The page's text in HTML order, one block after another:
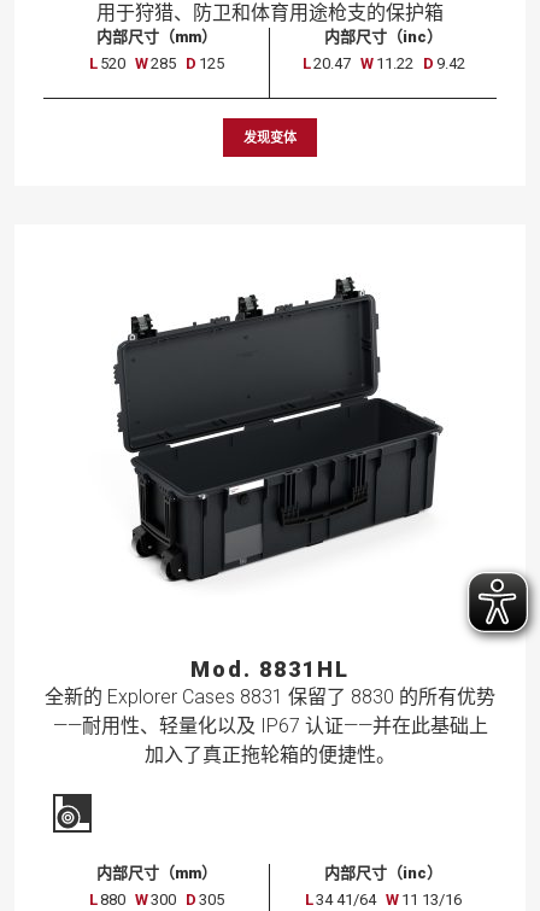
用于狩猎、 防卫和体育用途枪支的保护箱
内部尺寸（mm）
L 520 W285 D 125
内部尺寸（inc）
L20.47 W 11.22 D 9.42
发现变体
Mod. 8831HL
全新的 Explorer Cases 8831 保留了 8830 的所有优势
——耐用性、轻量化以及 IP67 认证——并在此基础上
加入了真正拖轮箱的便捷性。
内部尺寸（mm）
L880 W300 D 305
内部尺寸（inc）
L34 41/64 W 11 13/16